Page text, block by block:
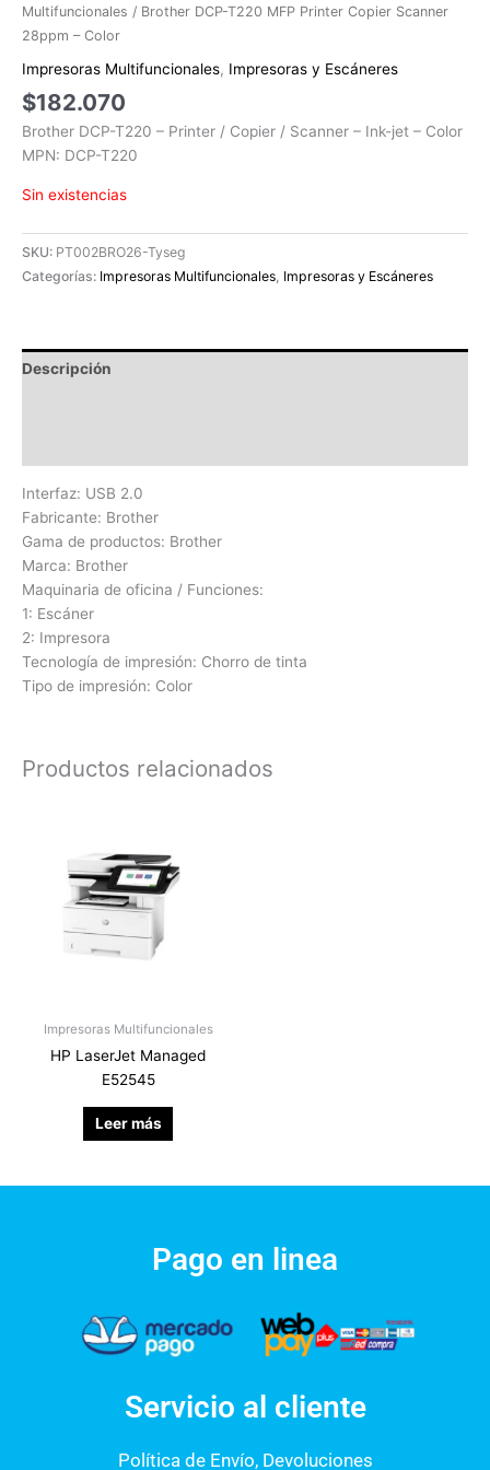
Multifuncionales / Brother DCP-T220 MFP Printer Copier Scanner
28ppm – Color
Impresoras Multifuncionales, Impresoras y Escáneres
$182.070
Brother DCP-T220 – Printer / Copier / Scanner – Ink-jet – Color
MPN: DCP-T220
Sin existencias
SKU: PT002BRO26-Tyseg
Categorías: Impresoras Multifuncionales, Impresoras y Escáneres
Descripción
Interfaz: USB 2.0
Fabricante: Brother
Gama de productos: Brother
Marca: Brother
Maquinaria de oficina / Funciones:
1: Escáner
2: Impresora
Tecnología de impresión: Chorro de tinta
Tipo de impresión: Color
Productos relacionados
Impresoras Multifuncionales
HP LaserJet Managed
E52545
Leer más
Pago en linea
Servicio al cliente
Política de Envío, Devoluciones